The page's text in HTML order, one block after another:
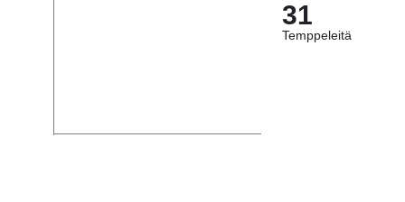
31
Temppeleitä